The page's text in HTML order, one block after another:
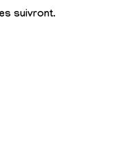
suivront.